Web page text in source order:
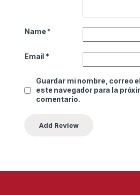
Name *
Email *
Guardar mi nombre, correo
este navegador para la
comentario.